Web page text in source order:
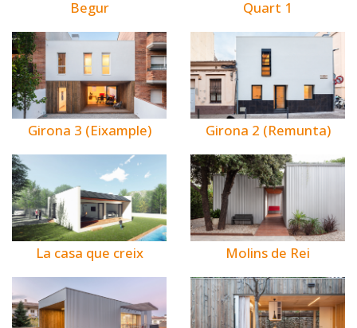
Begur Quart 1
Girona 3 (Eixample) Girona 2 (Remunta)
La casa que creix Molins de Rei